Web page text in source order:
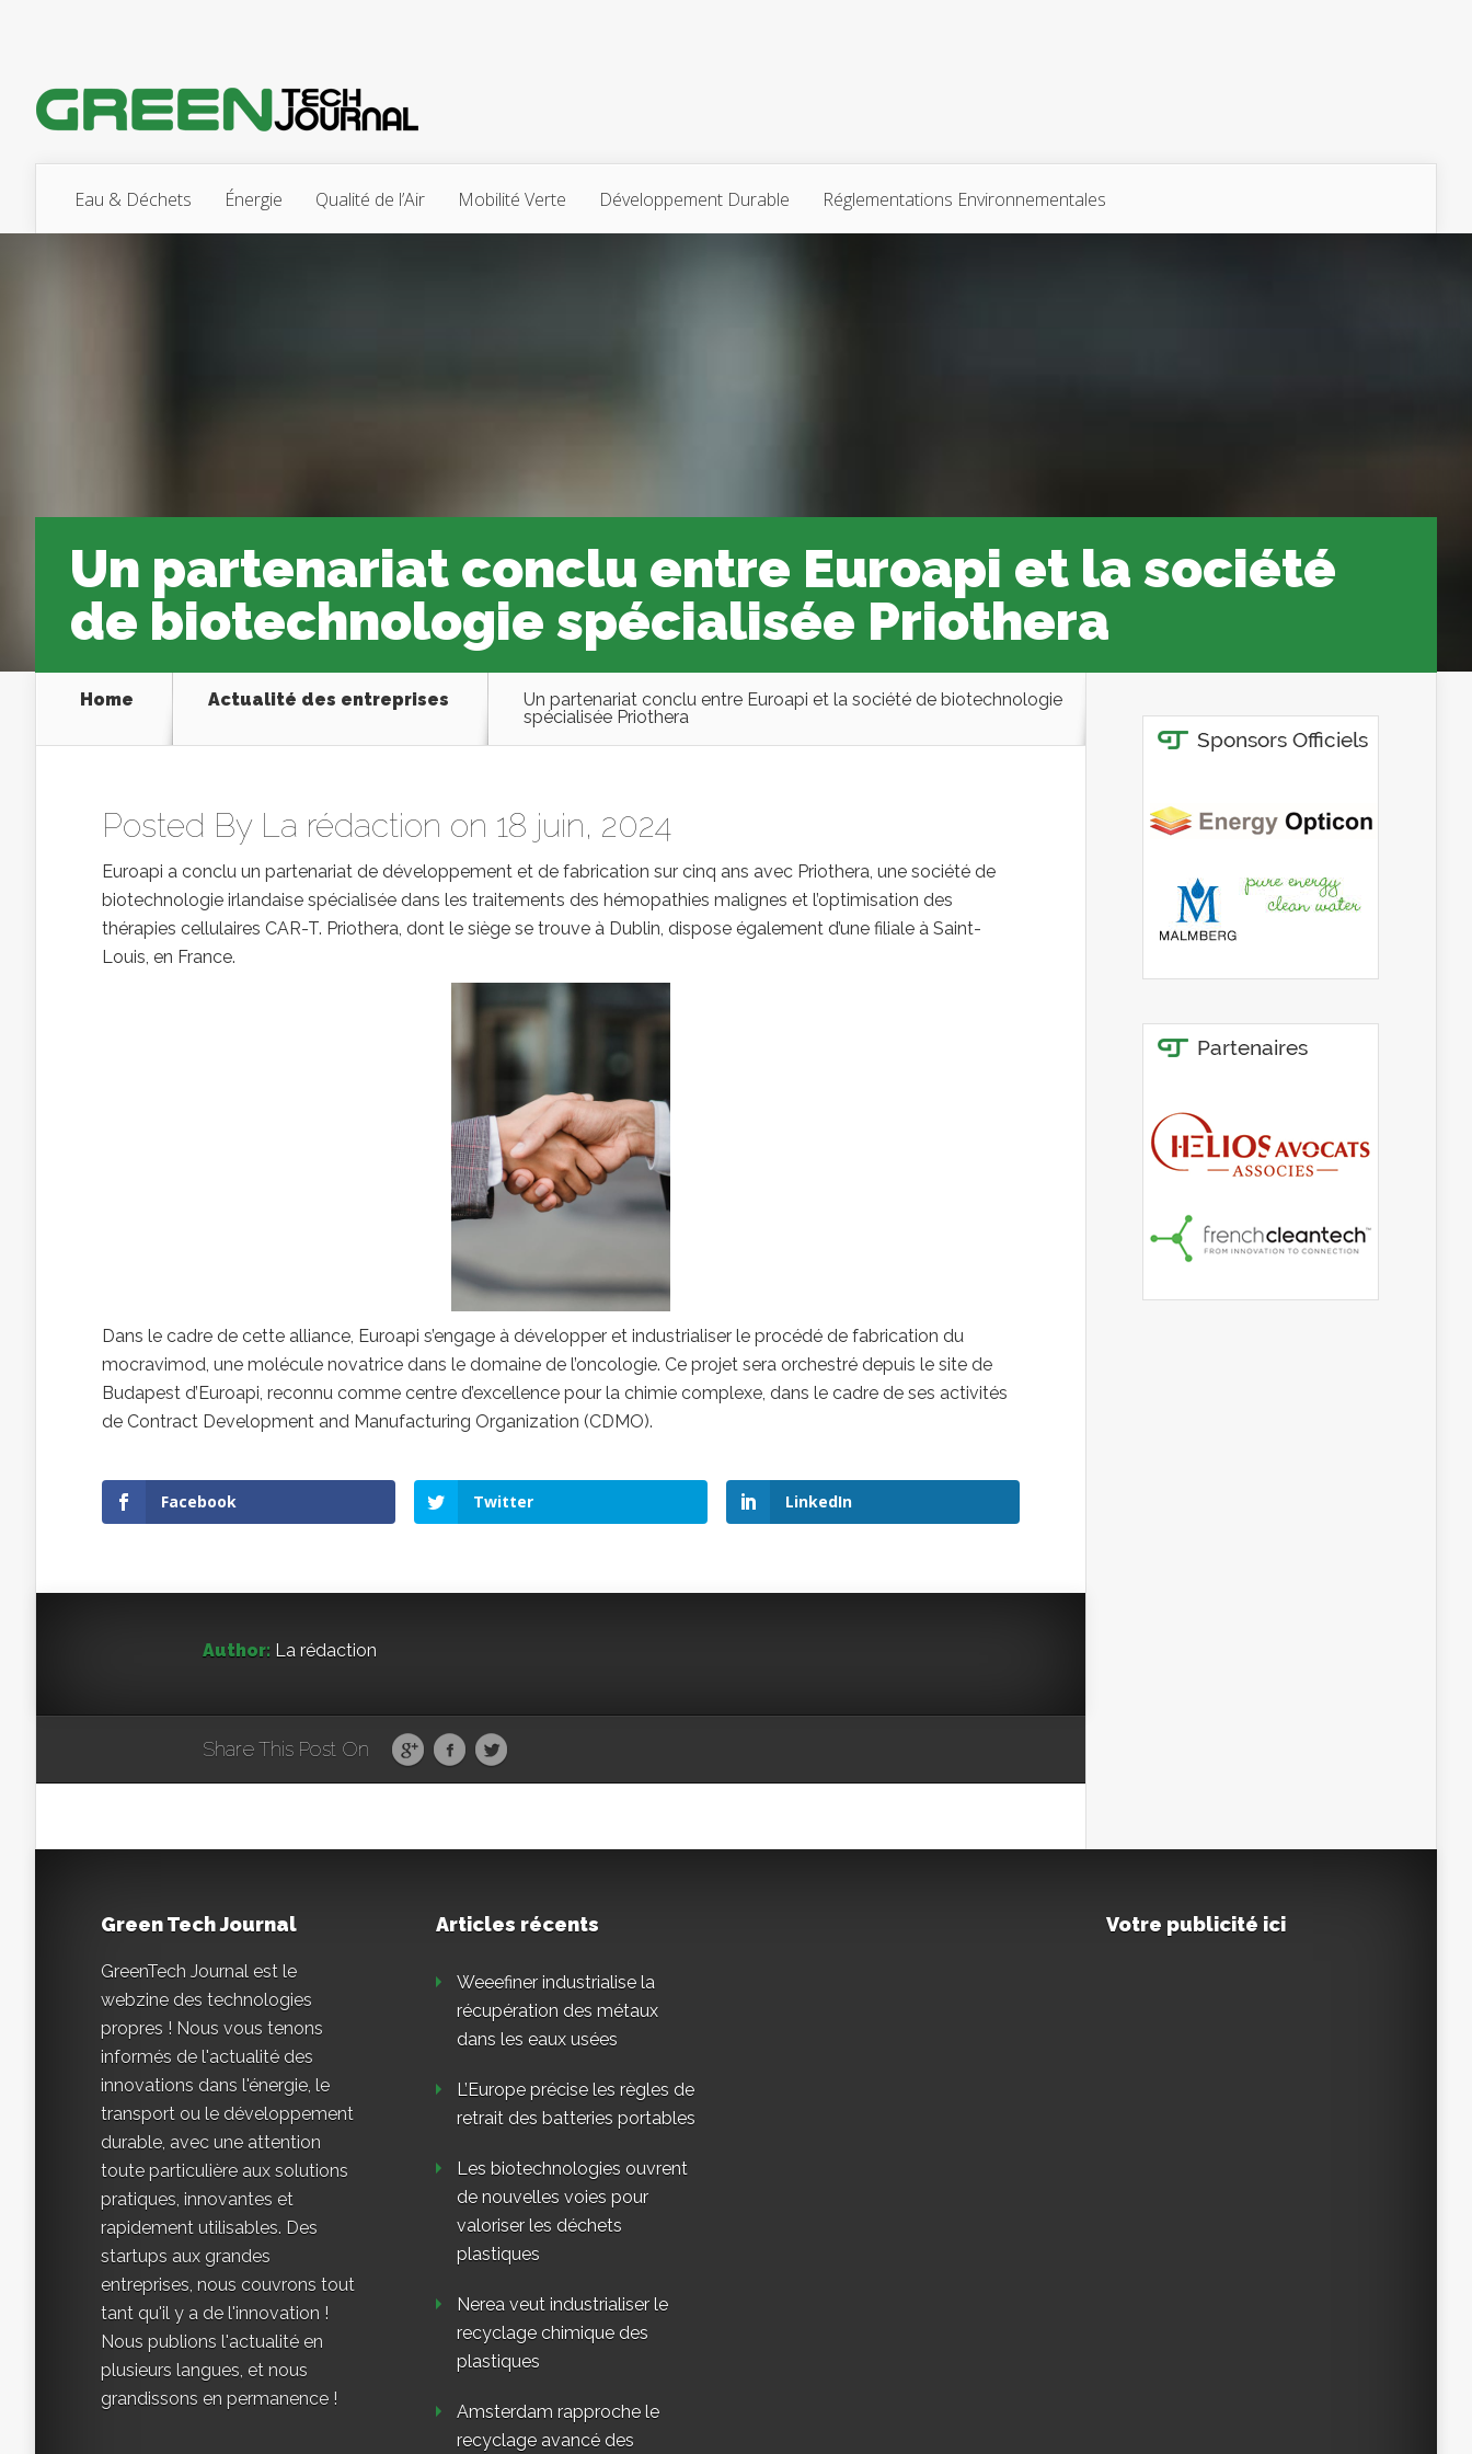
Eau & Déchets Énergie Qualité de l’Air Mobilité Verte Développement Durable Réglementations Environnementales
Un partenariat conclu entre Euroapi et la société
de biotechnologie spécialisée Priothera
Home Actualité des entreprises
Un partenariat conclu entre Euroapi et la société de biotechnologie
spécialisée Priothera
Posted By La rédaction on 18 juin, 2024
Euroapi a conclu un partenariat de développement et de fabrication sur cinq ans avec Priothera, une société de
biotechnologie irlandaise spécialisée dans les traitements des hémopathies malignes et l’optimisation des
thérapies cellulaires CAR-T. Priothera, dont le siège se trouve à Dublin, dispose également d’une filiale à Saint-
Louis, en France.
Dans le cadre de cette alliance, Euroapi s’engage à développer et industrialiser le procédé de fabrication du
mocravimod, une molécule novatrice dans le domaine de l’oncologie. Ce projet sera orchestré depuis le site de
Budapest d’Euroapi, reconnu comme centre d’excellence pour la chimie complexe, dans le cadre de ses activités
de Contract Development and Manufacturing Organization (CDMO).
Facebook Twitter LinkedIn
Author: La rédaction
Share This Post On
Green Tech Journal
GreenTech Journal est le
webzine des technologies
propres ! Nous vous tenons
informés de l'actualité des
innovations dans l'énergie, le
transport ou le développement
durable, avec une attention
toute particulière aux solutions
pratiques, innovantes et
rapidement utilisables. Des
startups aux grandes
entreprises, nous couvrons tout
tant qu'il y a de l'innovation !
Nous publions l'actualité en
plusieurs langues, et nous
grandissons en permanence !
Articles récents
Weeefiner industrialise la
récupération des métaux
dans les eaux usées
L’Europe précise les règles de
retrait des batteries portables
Les biotechnologies ouvrent
de nouvelles voies pour
valoriser les déchets
plastiques
Nerea veut industrialiser le
recyclage chimique des
plastiques
Amsterdam rapproche le
recyclage avancé des
Votre publicité ici